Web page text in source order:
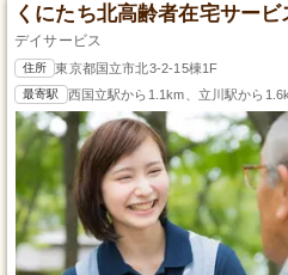
くにたち北高齢者在宅サー
デイサービス
住所 東京都国立市北3-2-15棟1F
最寄駅 西国立駅から1.1km、立川駅から